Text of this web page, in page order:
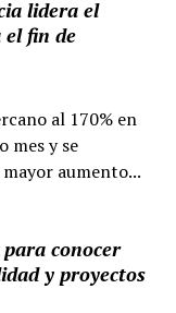
lidera el
el fin de
al 170% en
mes y se
aumento...
conocer
y proyectos